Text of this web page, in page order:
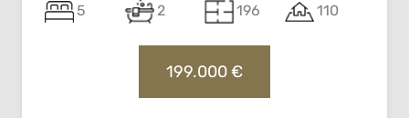
5 2 196 110
199.000 €